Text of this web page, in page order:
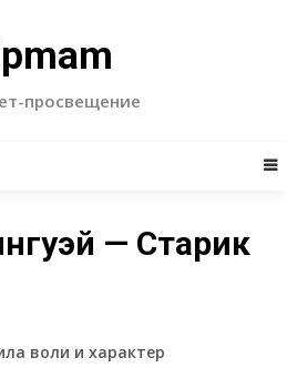
просвещение
— Старик
воли и характер